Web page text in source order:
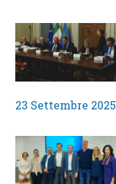
23 Settembre 2025